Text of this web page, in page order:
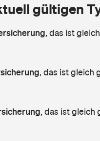
gültigen
, das ist
, das ist gleich
, das ist gleich